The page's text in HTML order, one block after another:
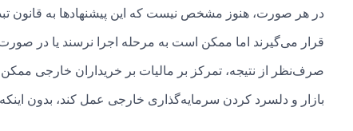
در هر صورت، هنوز مشخص نیست که این پیشنهادها به قانون
قرار می‌گیرند اما ممکن است به مرحله اجرا نرسند یا در
صرف‌نظر از نتیجه، تمرکز بر مالیات بر خریداران خارجی
بازار و دلسرد کردن سرمایه‌گذاری خارجی عمل کند، بدون